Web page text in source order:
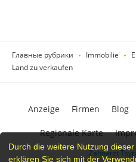
Durch die weitere Nutzung
erklären Sie sich mit der
Главные рубрики Immobilie
Land zu verkaufen
Zahnarzt
Anzeige Firmen Blog
Regionale Karte